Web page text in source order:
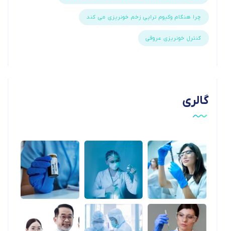
چرا هنگام وکیوم تراپی زخم خونریزی می کند
کنترل خونریزی عروقی
گالری